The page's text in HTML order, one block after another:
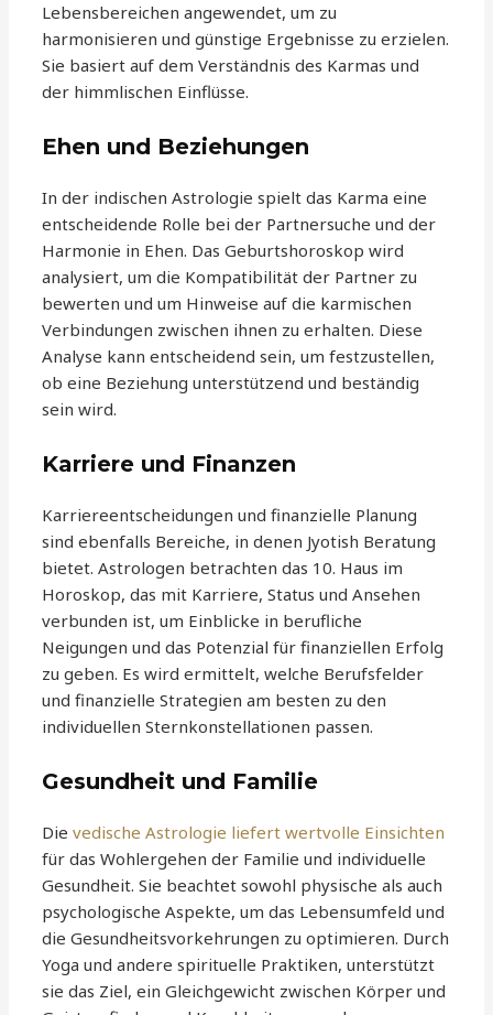
Lebensbereichen angewendet, um zu
harmonisieren und günstige Ergebnisse zu erzielen.
Sie basiert auf dem Verständnis des Karmas und
der himmlischen Einflüsse.
Ehen und Beziehungen
In der indischen Astrologie spielt das Karma eine
entscheidende Rolle bei der Partnersuche und der
Harmonie in Ehen. Das Geburtshoroskop wird
analysiert, um die Kompatibilität der Partner zu
bewerten und um Hinweise auf die karmischen
Verbindungen zwischen ihnen zu erhalten. Diese
Analyse kann entscheidend sein, um festzustellen,
ob eine Beziehung unterstützend und beständig
sein wird.
Karriere und Finanzen
Karriereentscheidungen und finanzielle Planung
sind ebenfalls Bereiche, in denen Jyotish Beratung
bietet. Astrologen betrachten das 10. Haus im
Horoskop, das mit Karriere, Status und Ansehen
verbunden ist, um Einblicke in berufliche
Neigungen und das Potenzial für finanziellen Erfolg
zu geben. Es wird ermittelt, welche Berufsfelder
und finanzielle Strategien am besten zu den
individuellen Sternkonstellationen passen.
Gesundheit und Familie
Dievedische Astrologie liefert wertvolle Einsichten
für das Wohlergehen der Familie und individuelle
Gesundheit. Sie beachtet sowohl physische als auch
psychologische Aspekte, um das Lebensumfeld und
die Gesundheitsvorkehrungen zu optimieren. Durch
Yoga und andere spirituelle Praktiken, unterstützt
sie das Ziel, ein Gleichgewicht zwischen Körper und